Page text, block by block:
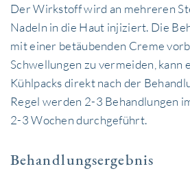
Der Wirkstoff wird an mehreren
Nadeln in die Haut injiziert. Die
mit einer betäubenden Creme
Schwellungen zu vermeiden, kann
Kühlpacks direkt nach der
Regel werden 2-3 Behandlungen
2-3 Wochen durchgeführt.
Behandlungsergebnis